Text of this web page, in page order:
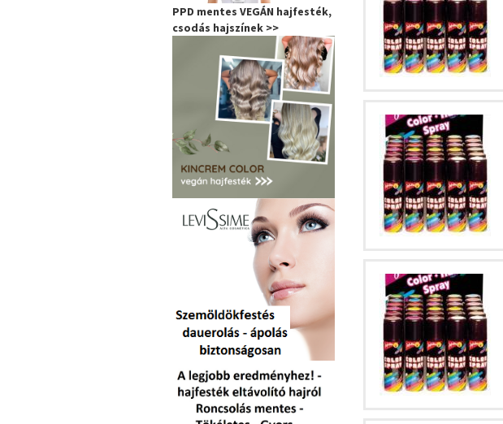
PPD mentes VEGÁN hajfesték,
csodás hajszínek >>